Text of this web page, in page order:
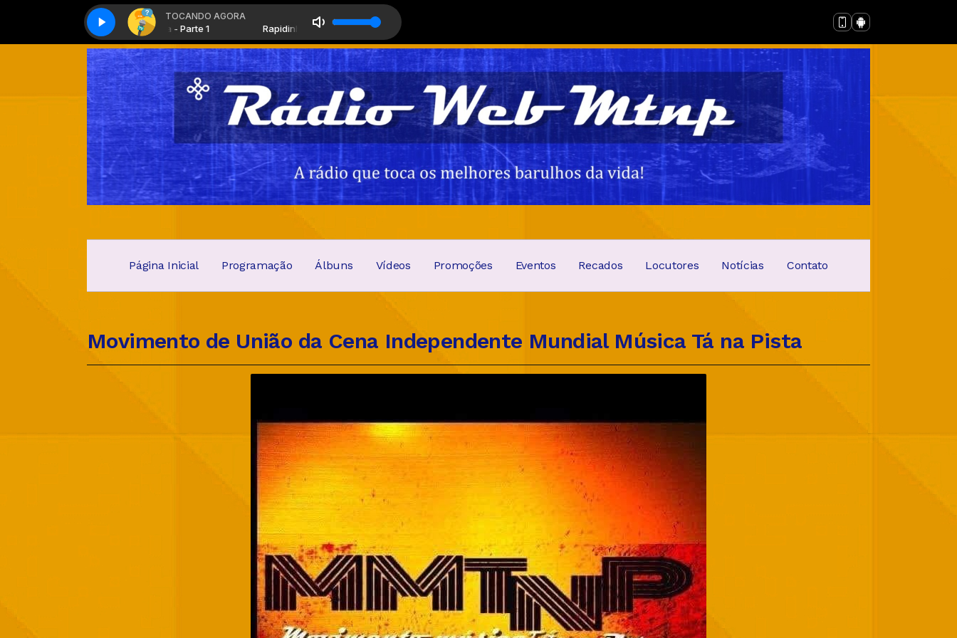
Rock MTNP com Xande McLeite com Xande McLeite Rock MTNP com Xande McLeite com Xande McLeite
TOCANDO AGORA
Rapidinha - Parte 1 Rapidinha - Parte 1
Página Inicial Programação Álbuns Vídeos Promoções Eventos Recados Locutores Notícias Contato
Movimento de União da Cena Independente Mundial Música Tá na Pista